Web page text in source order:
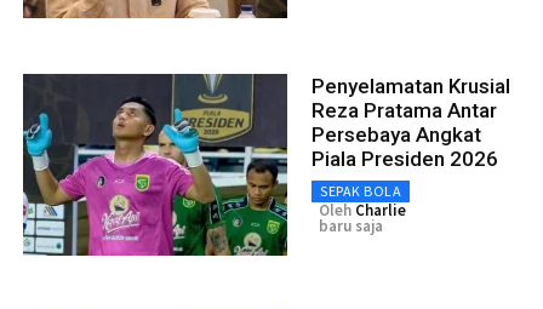
Penyelamatan Krusial
Reza Pratama Antar
Persebaya Angkat
Piala Presiden 2026
SEPAK BOLA
Oleh Charlie
baru saja